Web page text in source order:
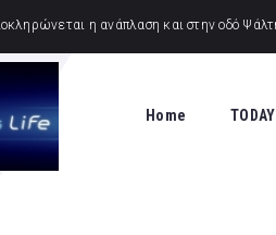
Home TODAY